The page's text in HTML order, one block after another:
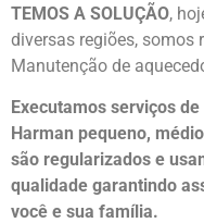
TEMOS A SOLUÇÃO,
diversas regiões, somos
Manutenção de
Executamos serviços
Harman pequeno,
são regularizados e
qualidade garantindo
você e sua família.